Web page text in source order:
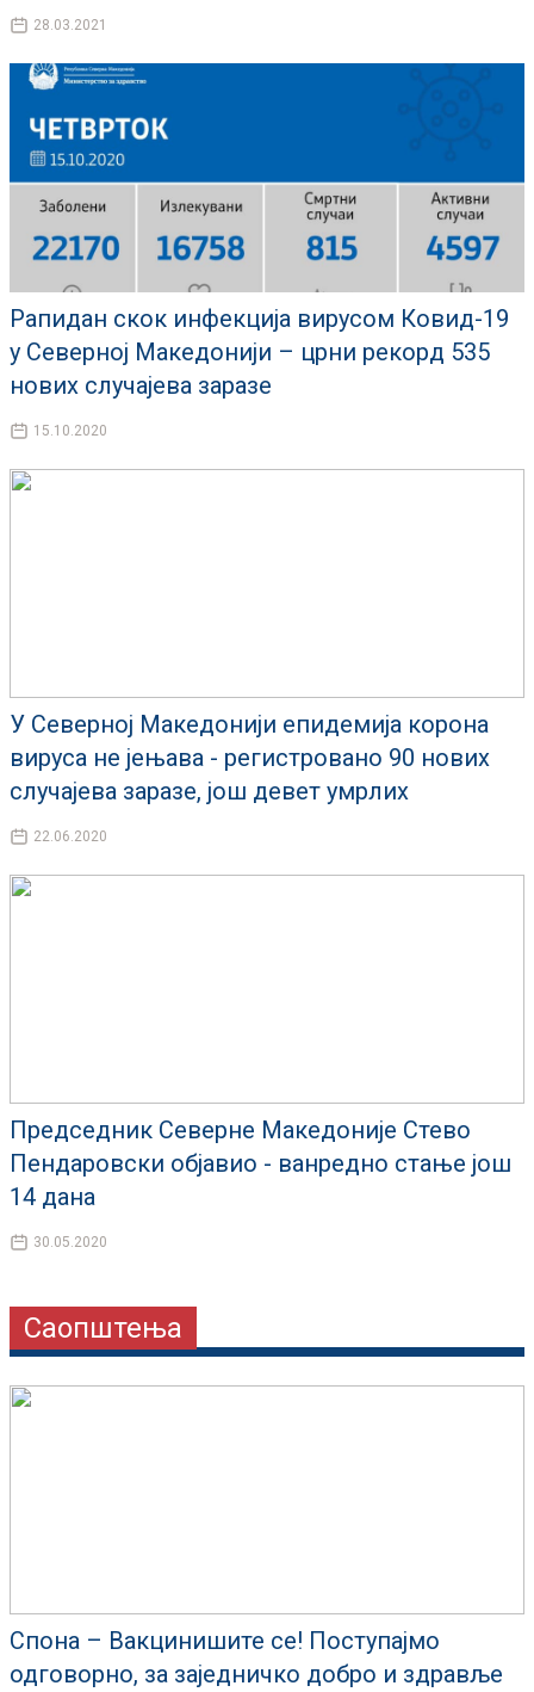
28.03.2021
Рапидан скок инфекција вирусом Ковид-19
у Северној Македонији – црни рекорд 535
нових случајева заразе
15.10.2020
У Северној Македонији епидемија корона
вируса не јењава - регистровано 90 нових
случајева заразе, још девет умрлих
22.06.2020
Председник Северне Македоније Стево
Пендаровски објавио - ванредно стање још
14 дана
30.05.2020
Саопштења
Спона – Вакцинишите се! Поступајмо
одговорно, за заједничко добро и здравље